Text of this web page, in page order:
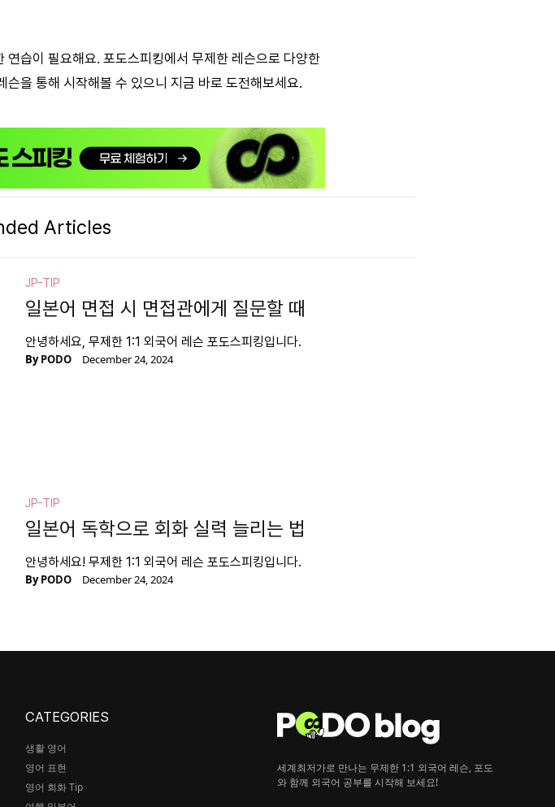
습이 필요해요. 포도스피킹에서 무제한 레슨으로 다양한
을 통해 시작해볼 수 있으니 지금 바로 도전해보세요.
Articles
JP-TIP
일본어 면접 시 면접관에게 질문할 때
안녕하세요, 무제한 1:1 외국어 레슨 포도스피킹입니다.
ByPODO December 24, 2024
JP-TIP
일본어 독학으로 회화 실력 늘리는 법
안녕하세요! 무제한 1:1 외국어 레슨 포도스피킹입니다.
ByPODO December 24, 2024
CATEGORIES
생활 영어
영어 표현
영어 회화 Tip
세계최저가로 만나는 무제한 1:1 외국어 레슨, 포도
와 함께 외국어 공부를 시작해 보세요!